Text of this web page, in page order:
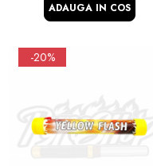
ADAUGA IN COS
-20%